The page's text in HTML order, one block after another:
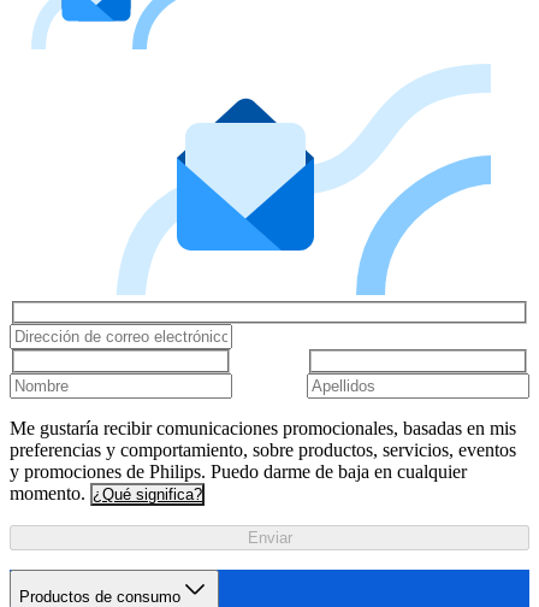
Me gustaría recibir comunicaciones promocionales, basadas en mis
preferencias y comportamiento, sobre productos, servicios, eventos
y promociones de Philips. Puedo darme de baja en cualquier
momento. ¿Qué significa?
Enviar
Productos de consumo